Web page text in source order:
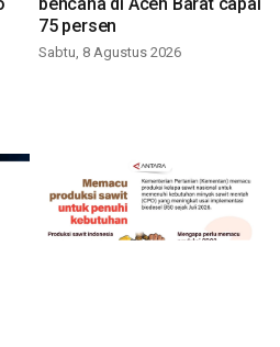
75 persen
Sabtu, 8 Agustus 2026